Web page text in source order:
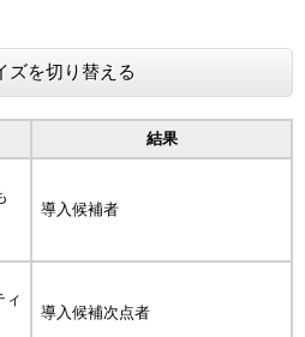
ズを切り替える
結果
導入候補者
ィ
導入候補次点者